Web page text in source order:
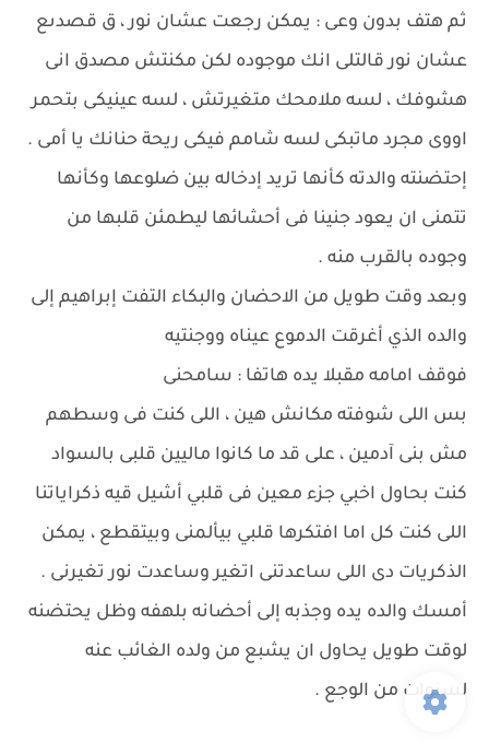
ثم هتف بدون وعى : يمكن رجعت عشان نور ، ق قصدىع
عشان نور قالتلى انك موجوده لكن مكنتش مصدق انى
هشوفك ، لسه ملامحك متغيرتش ، لسه عينيكى بتحمر
اووى مجرد ماتبكى لسه شامم فيكى ريحة حنانك يا أمى .
إحتضنته والدته كأنها تريد إدخاله بين ضلوعها وكأنها
تتمنى ان يعود جنينا فى أحشائها ليطمئن قلبها من
وجوده بالقرب منه .
وبعد وقت طويل من الاحضان والبكاء التفت إبراهيم إلى
والده الذي أغرقت الدموع عيناه ووجنتيه
فوقف امامه مقبلا يده هاتفا : سامحنى
بس اللى شوفته مكانش هين ، اللى كنت فى وسطهم
مش بنى آدمين ، على قد ما كانوا ماليين قلبى بالسواد
كنت بحاول اخبي جزء معين فى قلبي أشيل قيه ذكراياتنا
اللى كنت كل اما افتكرها قلبي بيألمنى وبيتقطع ، يمكن
الذكريات دى اللى ساعدتنى اتغير وساعدت نور تغيرنى .
أمسك والده يده وجذبه إلى أحضانه بلهفه وظل يحتضنه
لوقت طويل يحاول ان يشبع من ولده الغائب عنه
لسنوات من الوجع .